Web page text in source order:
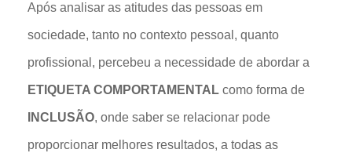
Após analisar as atitudes das pessoas em
sociedade, tanto no contexto pessoal, quanto
profissional, percebeu a necessidade de abordar a
ETIQUETA COMPORTAMENTAL como forma de
INCLUSÃO, onde saber se relacionar pode
proporcionar melhores resultados, a todas as